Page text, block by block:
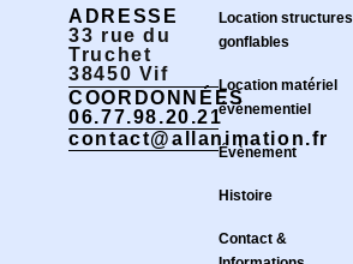
ADRESSE
33 rue du
Truchet
38450 Vif
COORDONNÉES
06.77.98.20.21
contact@allanimation.fr
Location structures
gonflables
Location matériel
événementiel
Évènement
Histoire
Contact &